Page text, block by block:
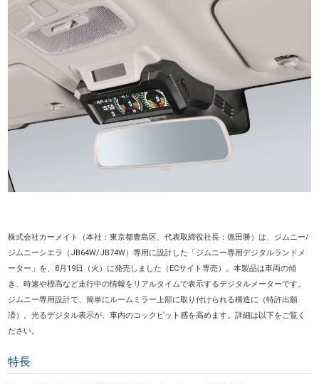
株式会社カーメイト（本社：東京都豊島区、代表取締役社長：徳田勝）は、ジムニー/
ジムニーシエラ（JB64W/JB74W）専用に設計した「ジムニー専用デジタルランドメ
ーター」を、8月19日（火）に発売しました（ECサイト専売）。本製品は車両の傾
き、時速や標高など走行中の情報をリアルタイムで表示するデジタルメーターです。
ジムニー専用設計で、簡単にルームミラー上部に取り付けられる構造に（特許出願
済）。光るデジタル表示が、車内のコックピット感を高めます。詳細は以下をご覧く
ださい。
特長